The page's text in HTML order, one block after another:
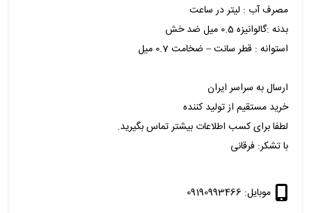
مصرف آب : لیتر در ساعت
بدنه :گالوانیزه 0.5 میل ضد خش
استوانه : قطر سانت – ضخامت 0.7 میل
ارسال به سراسر ایران
خرید مستقیم از تولید کننده
لطفا برای کسب اطلاعات بیشتر تماس بگیرید.
با تشکر: فرقانی
موبایل: 09190993466